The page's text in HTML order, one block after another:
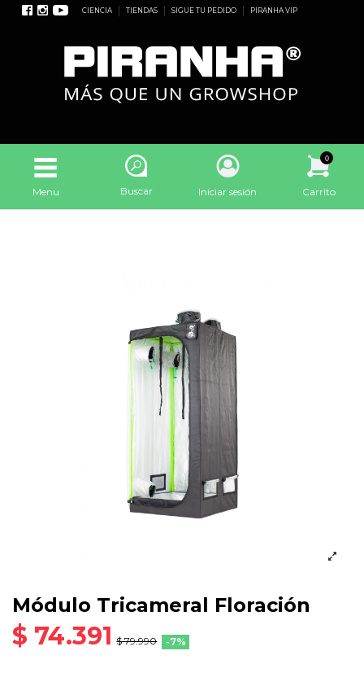
CIENCIA TIENDAS SIGUE TU PEDIDO PIRANHA VIP
Menu Buscar Iniciar sesión
0
Carrito
Módulo Tricameral Floración
$ 74.391 $ 79.990 -7%